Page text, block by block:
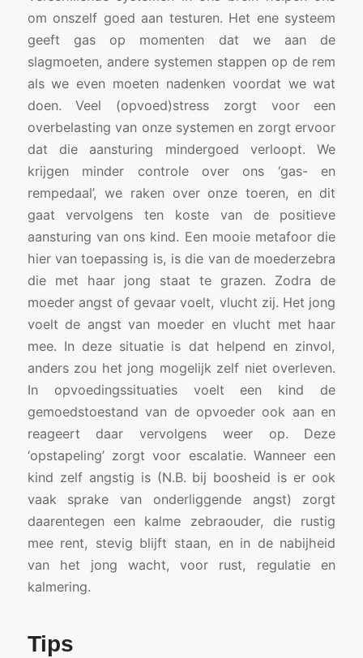
om onszelf goed aan testuren. Het ene systeem
geeft gas op momenten dat we aan de
slagmoeten, andere systemen stappen op de rem
als we even moeten nadenken voordat we wat
doen. Veel (opvoed)stress zorgt voor een
overbelasting van onze systemen en zorgt ervoor
dat die aansturing mindergoed verloopt. We
krijgen minder controle over ons ‘gas- en
rempedaal’, we raken over onze toeren, en dit
gaat vervolgens ten koste van de positieve
aansturing van ons kind. Een mooie metafoor die
hier van toepassing is, is die van de moederzebra
die met haar jong staat te grazen. Zodra de
moeder angst of gevaar voelt, vlucht zij. Het jong
voelt de angst van moeder en vlucht met haar
mee. In deze situatie is dat helpend en zinvol,
anders zou het jong mogelijk zelf niet overleven.
In opvoedingssituaties voelt een kind de
gemoedstoestand van de opvoeder ook aan en
reageert daar vervolgens weer op. Deze
‘opstapeling’ zorgt voor escalatie. Wanneer een
kind zelf angstig is (N.B. bij boosheid is er ook
vaak sprake van onderliggende angst) zorgt
daarentegen een kalme zebraouder, die rustig
mee rent, stevig blijft staan, en in de nabijheid
van het jong wacht, voor rust, regulatie en
kalmering.
Tips